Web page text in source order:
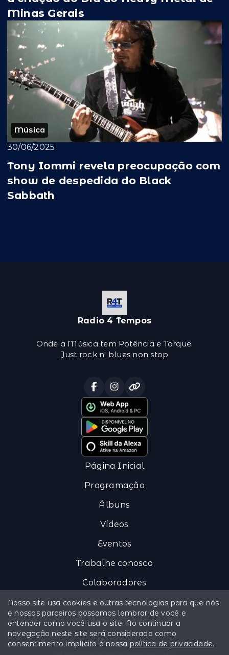
Minas Gerais
Música
30/06/2025
Tony Iommi revela preocupação com
show de despedida do Black
Sabbath
Radio 4 Tempos
Onde a Música tem Potência e Torque.
Just rock n' blues non stop
Página Inicial
Programação
Álbuns
Vídeos
Eventos
Trabalhe conosco
Colaboradores
Privacidade
Potência e Torque
Notícias
Nosso site usa cookies e outras tecnologias para que nós
e nossos parceiros possamos lembrar de você e
entender como você usa o site. Ao continuar a
navegação neste site será considerado como
consentimento implícito à nossa política de privacidade.